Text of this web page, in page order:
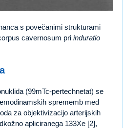
s povečanimi strukturami
cavernosum pri induratio
(99mTc-pertechnetat) se
sprememb med
za objektivizacijo arterijskih
apliciranega 133Xe [2],